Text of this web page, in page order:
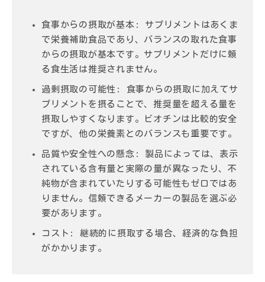
食事からの摂取が基本:
サプリメントはあくま
で栄養補助食品であり、バランスの取れた食事
からの摂取が基本です。サプリメントだけに頼
る食生活は推奨されません。
過剰摂取の可能性:
食事からの摂取に加えてサ
プリメントを摂ることで、推奨量を超える量を
摂取しやすくなります。ビオチンは比較的安全
ですが、他の栄養素とのバランスも重要です。
品質や安全性への懸念:
製品によっては、表示
されている含有量と実際の量が異なったり、不
純物が含まれていたりする可能性もゼロではあ
りません。信頼できるメーカーの製品を選ぶ必
要があります。
コスト:
継続的に摂取する場合、経済的な負担
がかかります。